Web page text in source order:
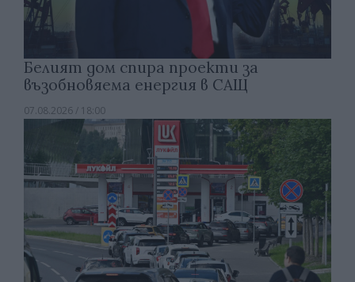
Белият дом спира проекти за
възобновяема енергия в САЩ
07.08.2026 / 18:00